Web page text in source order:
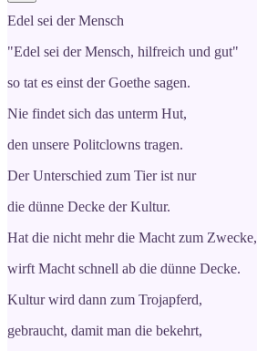
Edel sei der Mensch
"Edel sei der Mensch, hilfreich und gut"
so tat es einst der Goethe sagen.
Nie findet sich das unterm Hut,
den unsere Politclowns tragen.
Der Unterschied zum Tier ist nur
die dünne Decke der Kultur.
Hat die nicht mehr die Macht zum Zwecke,
wirft Macht schnell ab die dünne Decke.
Kultur wird dann zum Trojapferd,
gebraucht, damit man die bekehrt,